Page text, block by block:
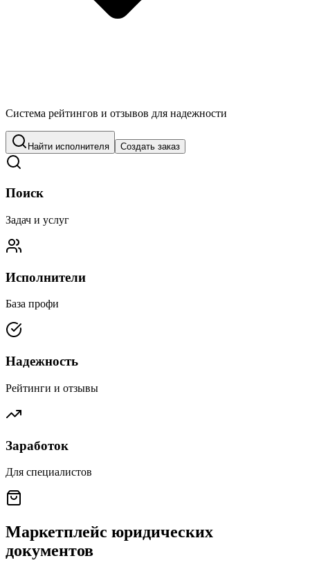
Система рейтингов и отзывов для надежности
Найти исполнителя Создать заказ
Поиск
Задач и услуг
Исполнители
База профи
Надежность
Рейтинги и отзывы
Заработок
Для специалистов
Маркетплейс юридических
документов